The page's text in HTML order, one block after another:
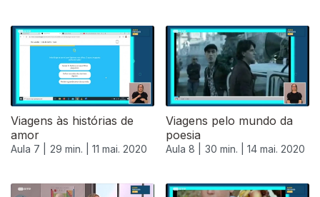
Viagens às histórias de
amor
Aula 7 | 29 min. | 11 mai. 2020
Viagens pelo mundo da
poesia
Aula 8 | 30 min. | 14 mai. 2020